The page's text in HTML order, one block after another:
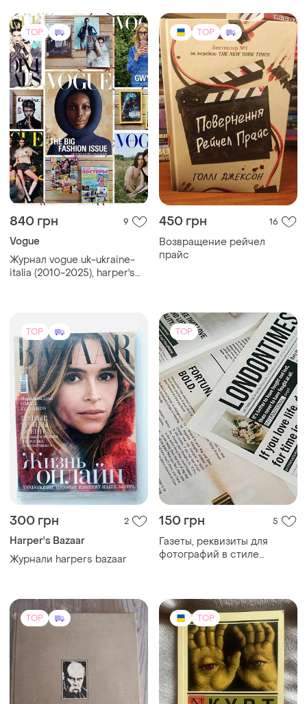
TOP
840 грн 9
Vogue
Журнал vogue uk-ukraine-
italia (2010-2025), harper's
TOP
450 грн 16
Возвращение рейчел
прайс
TOP
300 грн 2
Harper's Bazaar
Журнали harpers bazaar
TOP
150 грн 5
Газеты, реквизиты для
фотографий в стиле
фотостудии
TOP TOP